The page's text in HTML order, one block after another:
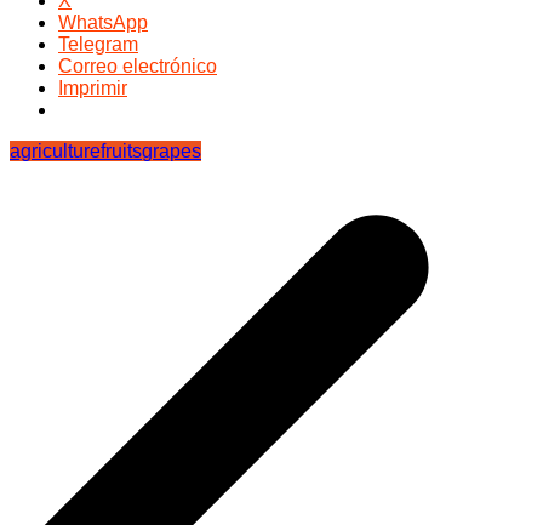
WhatsApp
Telegram
Correo electrónico
Imprimir
agriculturefruitsgrapes